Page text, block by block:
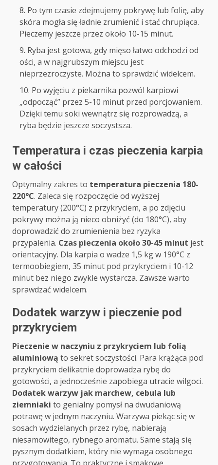
Po tym czasie zdejmujemy pokrywę lub folię, aby
skóra mogła się ładnie zrumienić i stać chrupiąca.
Pieczemy jeszcze przez około 10-15 minut.
Ryba jest gotowa, gdy mięso łatwo odchodzi od
ości, a w najgrubszym miejscu jest
nieprzezroczyste. Można to sprawdzić widelcem.
Po wyjęciu z piekarnika pozwól karpiowi
„odpocząć” przez 5-10 minut przed porcjowaniem.
Dzięki temu soki wewnątrz się rozprowadzą, a
ryba będzie jeszcze soczystsza.
Temperatura i czas pieczenia karpia
w całości
Optymalny zakres to temperatura pieczenia 180-
220°C. Zaleca się rozpoczęcie od wyższej
temperatury (200°C) z przykryciem, a po zdjęciu
pokrywy można ją nieco obniżyć (do 180°C), aby
doprowadzić do zrumienienia bez ryzyka
przypalenia. Czas pieczenia około 30-45 minut jest
orientacyjny. Dla karpia o wadze 1,5 kg w 190°C z
termoobiegiem, 35 minut pod przykryciem i 10-12
minut bez niego zwykle wystarcza. Zawsze warto
sprawdzać widelcem.
Dodatek warzyw i pieczenie pod
przykryciem
Pieczenie w naczyniu z przykryciem lub folią
aluminiową to sekret soczystości. Para krążąca pod
przykryciem delikatnie doprowadza rybę do
gotowości, a jednocześnie zapobiega utracie wilgoci.
Dodatek warzyw jak marchew, cebula lub
ziemniaki to genialny pomysł na dwudaniową
potrawę w jednym naczyniu. Warzywa piekąc się w
sosach wydzielanych przez rybę, nabierają
niesamowitego, rybnego aromatu. Same stają się
pysznym dodatkiem, który nie wymaga osobnego